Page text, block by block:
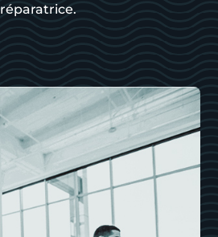
réparatrice.